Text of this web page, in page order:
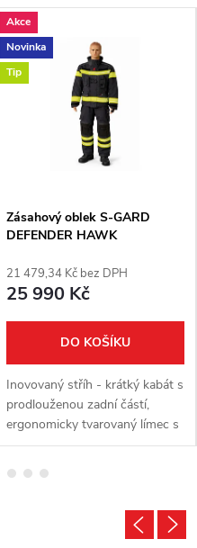
Akce
Novinka
Tip
Zásahový oblek S-GARD
DEFENDER HAWK
21 479,34 Kč bez DPH
25 990 Kč
DO KOŠÍKU
Inovovaný stříh - krátký kabát s
prodlouženou zadní částí,
ergonomicky tvarovaný límec s
nastavitelnou šířkou.Klíny pro